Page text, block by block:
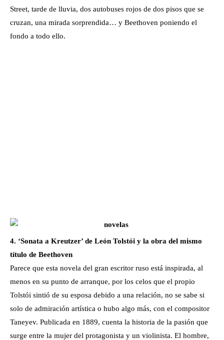
Street, tarde de lluvia, dos autobuses rojos de dos pisos que se
cruzan, una mirada sorprendida… y Beethoven poniendo el
fondo a todo ello.
4. ‘Sonata a Kreutzer’ de León Tolstói y la obra del mismo
título de Beethoven
Parece que esta novela del gran escritor ruso está inspirada, al
menos en su punto de arranque, por los celos que el propio
Tolstói sintió de su esposa debido a una relación, no se sabe si
solo de admiración artística o hubo algo más, con el compositor
Taneyev. Publicada en 1889, cuenta la historia de la pasión que
surge entre la mujer del protagonista y un violinista. El hombre,